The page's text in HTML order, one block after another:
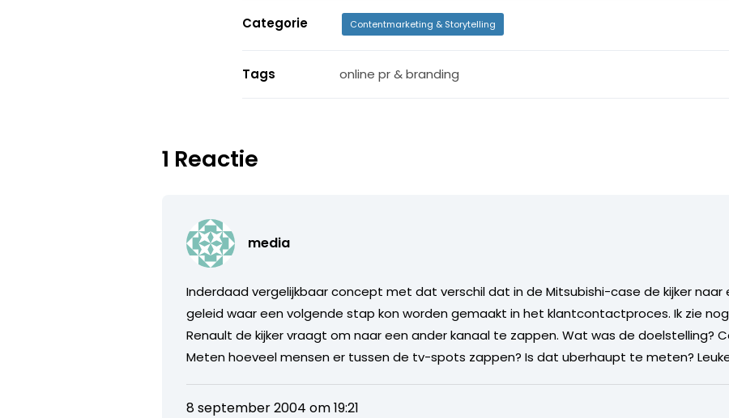
Categorie Contentmarketing & Storytelling
Tags online pr & branding
1 Reactie
media
Inderdaad vergelijkbaar concept met dat verschil dat in de Mitsubishi-case de kijker
geleid waar een volgende stap kon worden gemaakt in het klantcontactproces. Ik zie
Renault de kijker vraagt om naar een ander kanaal te zappen. Wat was de doelstelling?
Meten hoeveel mensen er tussen de tv-spots zappen? Is dat uberhaupt te meten?
8 september 2004 om 19:21